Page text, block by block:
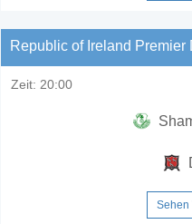
Republic of Ireland Premier
Zeit: 20:00
Sehen